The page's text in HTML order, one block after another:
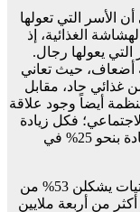
أن الأسر التي تعولها
الغذائية، إذ
يعولها رجال.
أضعاف، حيث تعاني
غذائي حاد، مقابل
أيضاً وجود علاقة
فكل زيادة
بنسبة 10% في انعدام الأمن الغذائي تقابلها زيادة بنحو 25% في
أن النساء والفتيات يشكلن 53% من
من أربعة ملايين